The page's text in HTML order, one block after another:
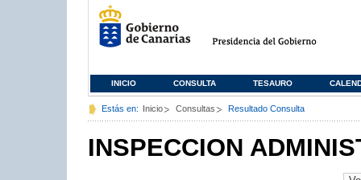
INICIO CONSULTA TESAURO
Estás en: Inicio Consultas Resultado Consulta
INSPECCION